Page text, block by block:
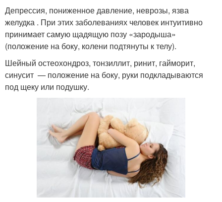
Депрессия, пониженное давление, неврозы, язва
желудка . При этих заболеваниях человек интуитивно
принимает самую щадящую позу «зародыша»
(положение на боку, колени подтянуты к телу).
Шейный остеохондроз, тонзиллит, ринит, гайморит,
синусит — положение на боку, руки подкладываются
под щеку или подушку.